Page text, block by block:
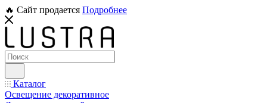
🔥 Сайт продается Подробнее
Каталог
Освещение декоративное